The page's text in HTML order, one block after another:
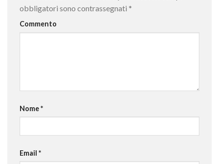
obbligatori sono contrassegnati *
Commento
Nome*
Email *